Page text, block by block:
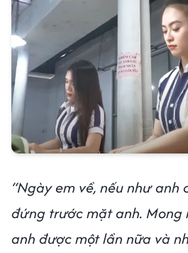
“Ngày em về, nếu như anh
đứng trước mặt anh. Mong
anh được một lần nữa và